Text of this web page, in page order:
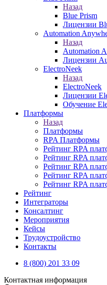
Назад
Blue Prism
Лицензии
Automation
Назад
Automation
Лицензии
ElectroNeek
Назад
ElectroNeek
Лицензии
Обучение
Платформы
Назад
Платформы
RPA Платформы
Рейтинг RPA
Рейтинг RPA
Рейтинг RPA
Рейтинг RPA
Рейтинг RPA
Рейтинг
Интеграторы
Консалтинг
Mероприятия
Кейсы
Трудоустройство
Контакты
8 (800) 201 33 09
Контактная информация